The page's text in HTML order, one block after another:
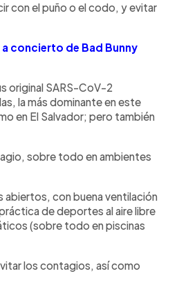
con el puño o el codo, y evitar
concierto de Bad Bunny
original SARS-CoV-2
la más dominante en este
en El Salvador; pero también
sobre todo en ambientes
abiertos, con buena ventilación
de deportes al aire libre
(sobre todo en piscinas
los contagios, así como